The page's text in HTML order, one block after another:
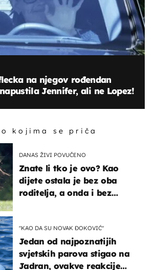
na njegov rođendan
Jennifer, ali ne Lopez!
kojima se priča
DANAS ŽIVI POVUČENO
Znate li tko je ovo? Kao
dijete ostala je bez oba
roditelja, a onda i bez
"KAO DA SU NOVAK ĐOKOVIĆ"
Jedan od najpoznatijih
svjetskih parova stigao na
Jadran, ovakve reakcije